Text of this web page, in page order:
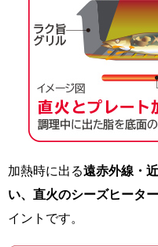
加熱時に出る遠赤外線・
い、直火のシーズヒーター
イントです。